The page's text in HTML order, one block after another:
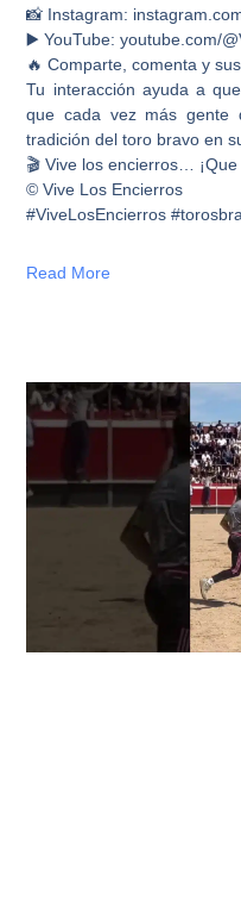
📸 Instagram:
▶️ YouTube: youtube.com/
🔥 Comparte, comenta y
Tu interacción ayuda a
que cada vez más gente
tradición del toro bravo en
🎬 Vive los encierros…
© Vive Los Encierros
#ViveLosEncierros
Read More